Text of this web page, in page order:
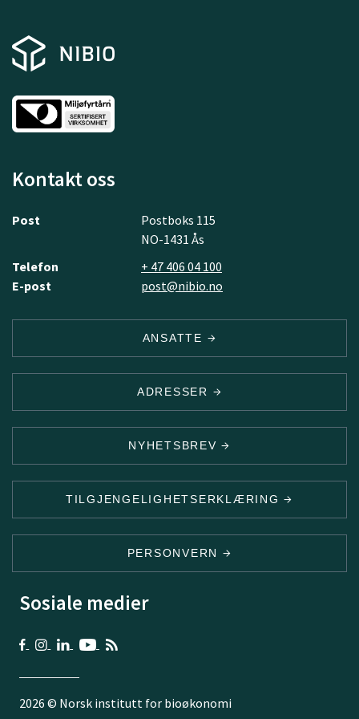
Kontakt oss
Post
Postboks 115
NO-1431 Ås
Telefon
+ 47 406 04 100
E-post
post@nibio.no
ANSATTE
ADRESSER
NYHETSBREV
TILGJENGELIGHETSERKLÆRING
PERSONVERN
Sosiale medier
2026 © Norsk institutt for bioøkonomi